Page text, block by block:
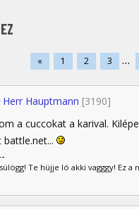
« 1 2 3 ...
Herr Hauptmann [3190]
a cuccokat a karival.
Te hüjje ló akki vagggy! Ez